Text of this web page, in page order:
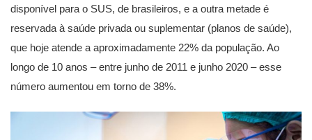
disponível para o SUS, de brasileiros, e a outra metade é
reservada à saúde privada ou suplementar (planos de saúde),
que hoje atende a aproximadamente 22% da população. Ao
longo de 10 anos – entre junho de 2011 e junho 2020 – esse
número aumentou em torno de 38%.